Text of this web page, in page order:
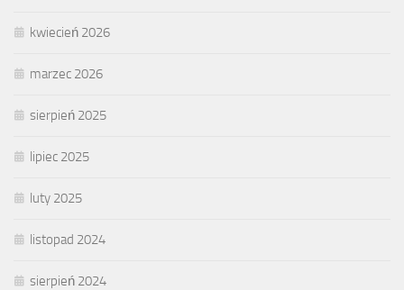
kwiecień 2026
marzec 2026
sierpień 2025
lipiec 2025
luty 2025
listopad 2024
sierpień 2024